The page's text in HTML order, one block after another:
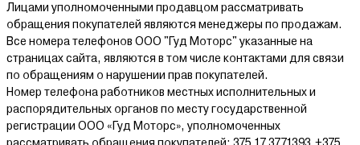
Лицами уполномоченными продавцом рассматривать
обращения покупателей являются менеджеры по продажам.
Все номера телефонов ООО "Гуд Моторс" указанные на
страницах сайта, являются в том числе контактами для связи
по обращениям о нарушении прав покупателей.
Номер телефона работников местных исполнительных и
распорядительных органов по месту государственной
регистрации ООО «Гуд Моторс», уполномоченных